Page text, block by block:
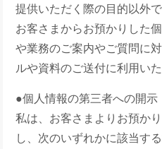
提供いただく際の目的以外
お客さまからお預かりした
や業務のご案内やご質問に
ルや資料のご送付に利用いた
●個人情報の第三者への開示
私は、お客さまよりお預か
し、次のいずれかに該当す